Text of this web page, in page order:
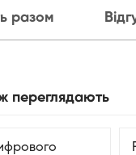
разом
переглядають